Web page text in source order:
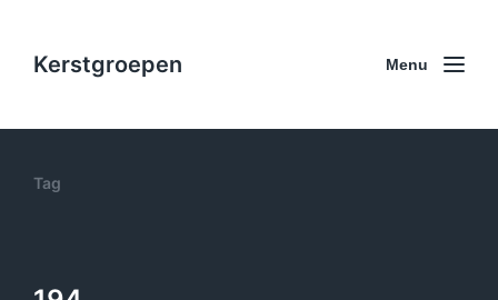
Kerstgroepen Menu
Tag